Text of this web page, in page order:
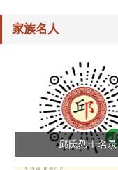
家族名人
邱氏烈士名录